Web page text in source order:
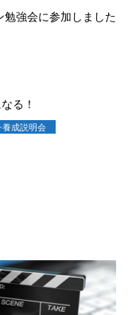
勉強会に参加しました
る！
成説明会